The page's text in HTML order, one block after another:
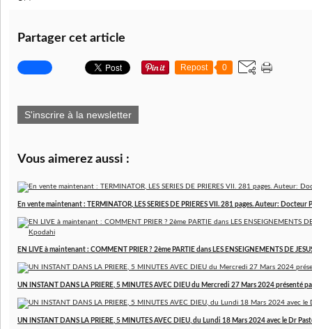
Partager cet article
Repost 0
S'inscrire à la newsletter
Vous aimerez aussi :
En vente maintenant : TERMINATOR, LES SERIES DE PRIERES VII. 281 pages. Auteur:
EN LIVE à maintenant : COMMENT PRIER ? 2ème PARTIE dans LES ENSEIGNEMENTS DE
UN INSTANT DANS LA PRIERE, 5 MINUTES AVEC DIEU du Mercredi 27 Mars 2024 présenté
UN INSTANT DANS LA PRIERE, 5 MINUTES AVEC DIEU, du Lundi 18 Mars 2024 avec le Dr